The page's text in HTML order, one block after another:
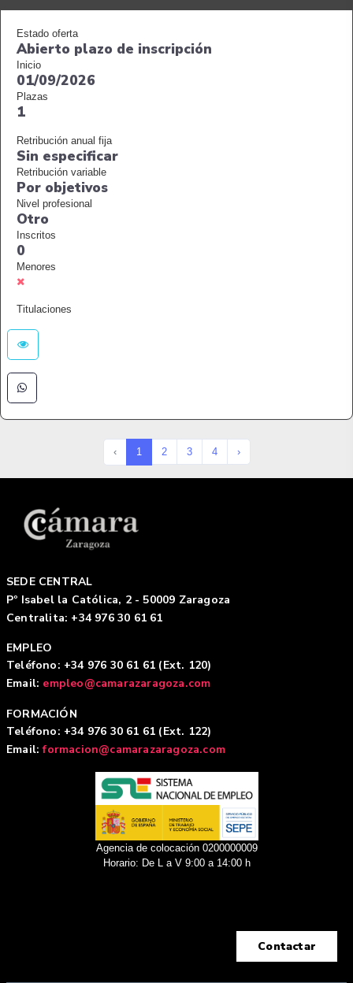
Estado oferta
Abierto plazo de inscripción
Inicio
01/09/2026
Plazas
1
Retribución anual fija
Sin especificar
Retribución variable
Por objetivos
Nivel profesional
Otro
Inscritos
0
Menores
Titulaciones
‹ 1 2 3 4 ›
SEDE CENTRAL
Pº Isabel la Católica, 2 - 50009 Zaragoza
Centralita: +34 976 30 61 61
EMPLEO
Teléfono: +34 976 30 61 61 (Ext. 120)
Email: empleo@camarazaragoza.com
FORMACIÓN
Teléfono: +34 976 30 61 61 (Ext. 122)
Email:formacion@camarazaragoza.com
Agencia de colocación 0200000009
Horario: De L a V 9:00 a 14:00 h
Contactar